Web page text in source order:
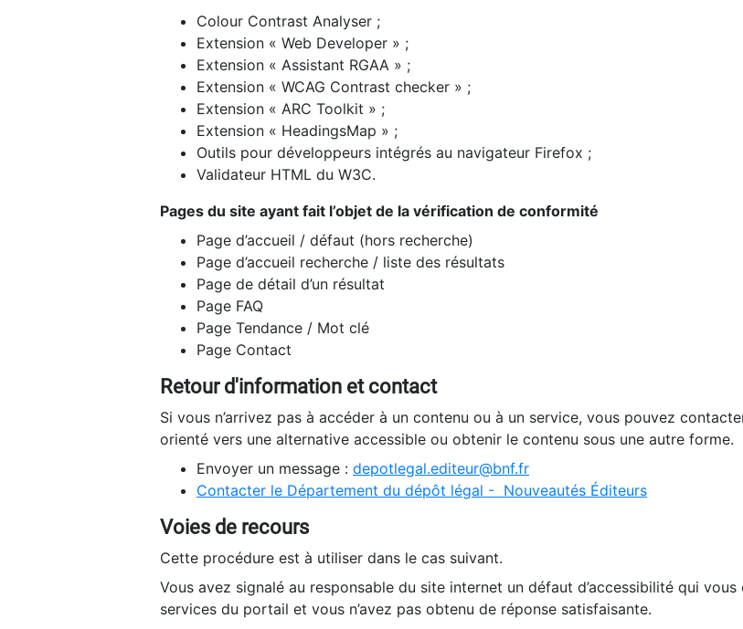
Colour Contrast Analyser ;
Extension « Web Developer » ;
Extension « Assistant RGAA » ;
Extension « WCAG Contrast checker » ;
Extension « ARC Toolkit » ;
Extension « HeadingsMap » ;
Outils pour développeurs intégrés au navigateur Firefox ;
Validateur HTML du W3C.
Pages du site ayant fait l’objet de la vérification de conformité
Page d’accueil / défaut (hors recherche)
Page d’accueil recherche / liste des résultats
Page de détail d’un résultat
Page FAQ
Page Tendance / Mot clé
Page Contact
Retour d'information et contact
Si vous n’arrivez pas à accéder à un contenu ou à un service, vous pouvez
orienté vers une alternative accessible ou obtenir le contenu sous une autre forme.
Envoyer un message : depotlegal.editeur@bnf.fr
Contacter le Département du dépôt légal - Nouveautés Éditeurs
Voies de recours
Cette procédure est à utiliser dans le cas suivant.
Vous avez signalé au responsable du site internet un défaut d’accessibilité qui
services du portail et vous n’avez pas obtenu de réponse satisfaisante.